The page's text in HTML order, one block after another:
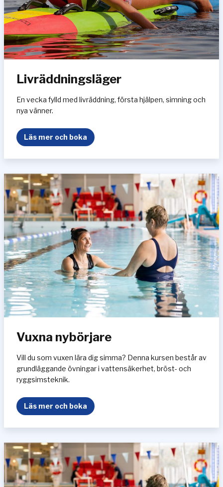
g
Livräddningsläger
En vecka fylld med livräddning, första hjälpen, simning och
nya vänner.
Läs mer och boka
i
v
d
d
n
i
n
g
s
l
ä
g
e
r
Vuxna nybörjare
Vill du som vuxen lära dig simma? Denna kursen består av
grundläggande övningar i vattensäkerhet, bröst- och
ryggsimsteknik.
Läs mer och boka
u
x
n
y
b